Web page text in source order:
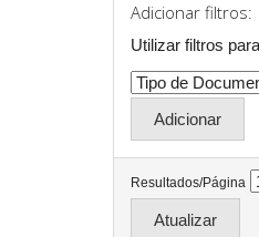
Adicionar filtros:
Utilizar filtros
Resultados/Página